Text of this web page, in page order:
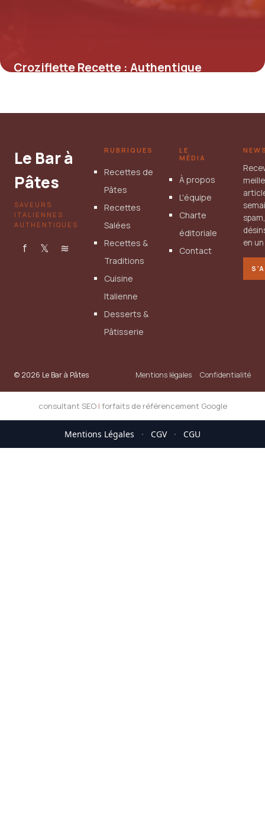
Croziflette Recette : Authentique
Le Bar à
Pâtes
SAVEURS
ITALIENNES
AUTHENTIQUES
f 𝕏 ≋
RUBRIQUES
Recettes de
Pâtes
Recettes
Salées
Recettes &
Traditions
Cuisine
Italienne
Desserts &
Pâtisserie
LE
MÉDIA
À propos
L'équipe
Charte
éditoriale
Contact
spam,
en
© 2026 Le Bar à Pâtes Mentions légales Confidentialité
consultant SEO| forfaits de référencement Google
Mentions Légales · CGV · CGU